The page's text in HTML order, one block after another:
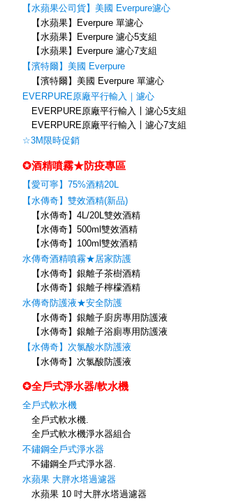
【水蘋果公司貨】美國 Everpure濾心
【水蘋果】Everpure 單濾心
【水蘋果】Everpure 濾心5支組
【水蘋果】Everpure 濾心7支組
【濱特爾】美國 Everpure
【濱特爾】美國 Everpure 單濾心
EVERPURE原廠平行輸入｜濾心
EVERPURE原廠平行輸入〡濾心5支組
EVERPURE原廠平行輸入〡濾心7支組
☆3M限時促銷
✪酒精噴霧★防疫專區
【愛可寧】75%酒精20L
【水傳奇】雙效酒精(新品)
【水傳奇】4L/20L雙效酒精
【水傳奇】500ml雙效酒精
【水傳奇】100ml雙效酒精
水傳奇酒精噴霧★居家防護
【水傳奇】銀離子茶樹酒精
【水傳奇】銀離子檸檬酒精
水傳奇防護液★安全防護
【水傳奇】銀離子廚房專用防護液
【水傳奇】銀離子浴廁專用防護液
【水傳奇】次氯酸水防護液
【水傳奇】次氯酸防護液
✪全戶式淨水器/軟水機
全戶式軟水機
全戶式軟水機.
全戶式軟水機淨水器組合
不鏽鋼全戶式淨水器
不鏽鋼全戶式淨水器.
水蘋果 大胖水塔過濾器
水蘋果 10 吋大胖水塔過濾器